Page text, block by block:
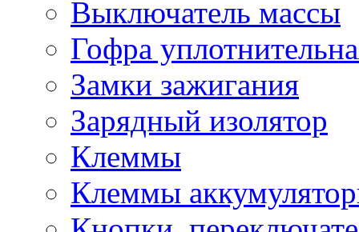
Выключатель массы
Гофра
Замки зажигания
Зарядный изолятор
Клеммы
Клеммы